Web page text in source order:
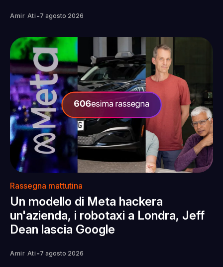
Amir Ati -7 agosto 2026
Rassegna mattutina
Un modello di Meta hackera
un'azienda, i robotaxi a Londra, Jeff
Dean lascia Google
Amir Ati -7 agosto 2026